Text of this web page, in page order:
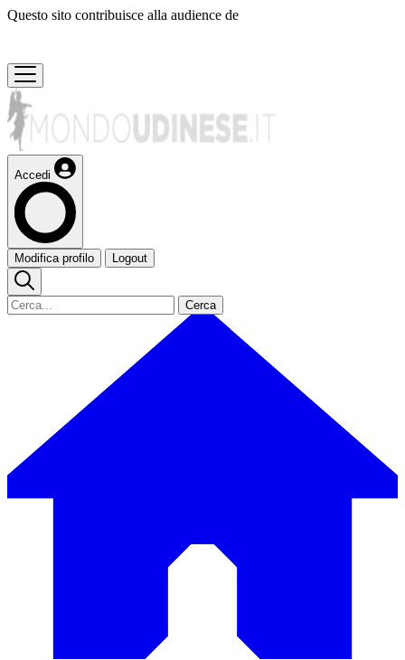
Questo sito contribuisce alla audience de
Accedi
Modifica profilo Logout
Cerca